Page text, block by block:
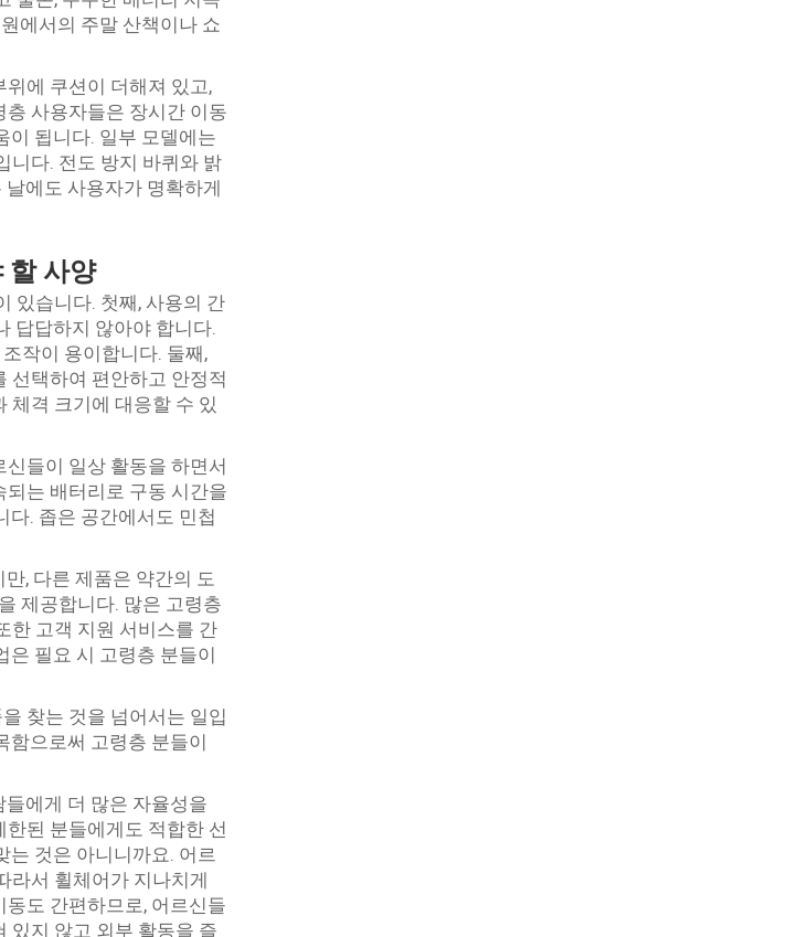
에서의 주말 산책이나 쇼
위에 쿠션이 더해져 있고,
사용자들은 장시간 이동
이 됩니다. 일부 모델에는
니다. 전도 방지 바퀴와 밝
에도 사용자가 명확하게
할 사양
있습니다. 첫째, 사용의 간
답답하지 않아야 합니다.
작이 용이합니다. 둘째,
선택하여 편안하고 안정적
체격 크기에 대응할 수 있
들이 일상 활동을 하면서
는 배터리로 구동 시간을
다. 좁은 공간에서도 민첩
, 다른 제품은 약간의 도
제공합니다. 많은 고령층
한 고객 지원 서비스를 간
은 필요 시 고령층 분들이
찾는 것을 넘어서는 일입
함으로써 고령층 분들이
에게 더 많은 자율성을
된 분들에게도 적합한 선
는 것은 아니니까요. 어르
라서 휠체어가 지나치게
도 간편하므로, 어르신들
있지 않고 외부 활동을 즐